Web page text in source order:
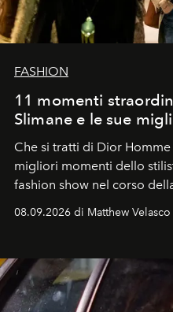
FASHION
11 momenti
Slimane e le sue
Che si tratti di Dior
migliori momenti dello
fashion show nel corso
08.09.2026 di Matthew Velasco